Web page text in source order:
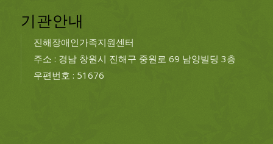
기관안내
진해장애인가족지원센터
주소 : 경남 창원시 진해구 중원로 69 남양빌딩 3층
우편번호 : 51676